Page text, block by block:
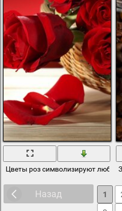
Цветы роз символизируют
Назад 1